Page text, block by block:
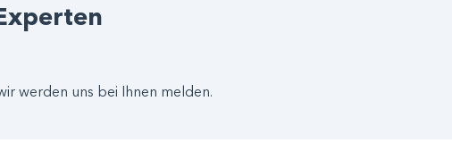
werden uns bei Ihnen melden.